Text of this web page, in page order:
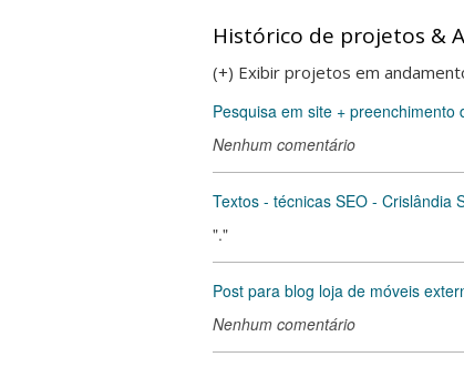
Histórico de projetos &
(+) Exibir projetos em
Pesquisa em site + preenchimento
Nenhum comentário
Textos - técnicas SEO - Crislândia
"."
Post para blog loja de móveis
Nenhum comentário